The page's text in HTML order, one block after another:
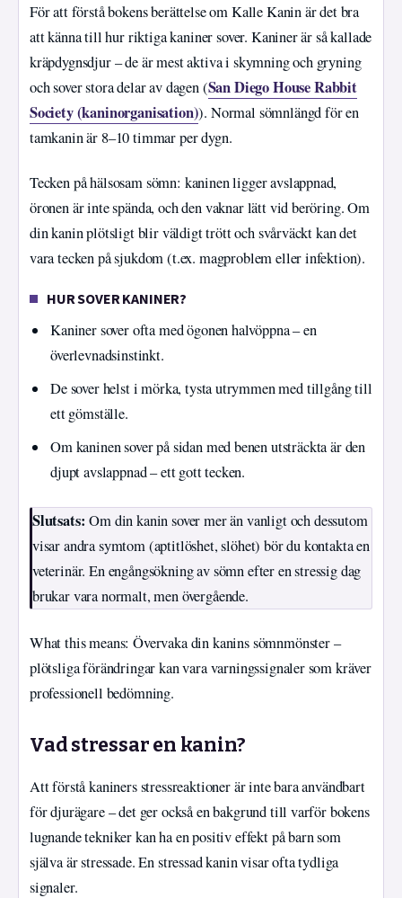
För att förstå bokens berättelse om Kalle Kanin är det bra
att känna till hur riktiga kaniner sover. Kaniner är så kallade
kräpdygnsdjur – de är mest aktiva i skymning och gryning
och sover stora delar av dagen (San Diego House Rabbit
Society (kaninorganisation)). Normal sömnlängd för en
tamkanin är 8–10 timmar per dygn.
Tecken på hälsosam sömn: kaninen ligger avslappnad,
öronen är inte spända, och den vaknar lätt vid beröring. Om
din kanin plötsligt blir väldigt trött och svårväckt kan det
vara tecken på sjukdom (t.ex. magproblem eller infektion).
HUR SOVER KANINER?
Kaniner sover ofta med ögonen halvöppna – en
överlevnadsinstinkt.
De sover helst i mörka, tysta utrymmen med tillgång till
ett gömställe.
Om kaninen sover på sidan med benen utsträckta är den
djupt avslappnad – ett gott tecken.
Slutsats: Om din kanin sover mer än vanligt och dessutom
visar andra symtom (aptitlöshet, slöhet) bör du kontakta en
veterinär. En engångsökning av sömn efter en stressig dag
brukar vara normalt, men övergående.
What this means: Övervaka din kanins sömnmönster –
plötsliga förändringar kan vara varningssignaler som kräver
professionell bedömning.
Vad stressar en kanin?
Att förstå kaniners stressreaktioner är inte bara användbart
för djurägare – det ger också en bakgrund till varför bokens
lugnande tekniker kan ha en positiv effekt på barn som
själva är stressade. En stressad kanin visar ofta tydliga
signaler.